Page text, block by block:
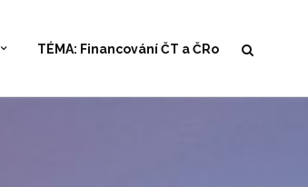
TÉMA: Financování ČT a ČRo